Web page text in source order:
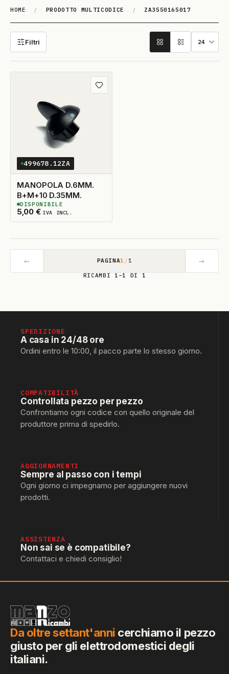
HOME / PRODOTTO MULTICODICE / ZA3550165017
ZA3550165017
Filtri
Aggiungi ai preferiti
499678.12ZA
MANOPOLA D.6MM.
B+M+10 D.35MM.
5,00 € IVA INCL.
12 DISPONIBILI
DISPONIBILE
← PAGINA1 /1 →
RICAMBI 1–1 DI 1
SPEDIZIONE
A casa in 24/48 ore
Ordini entro le 10:00, il pacco parte lo stesso giorno.
COMPATIBILITÀ
Controllata pezzo per pezzo
Confrontiamo ogni codice con quello originale del
produttore prima di spedirlo.
AGGIORNAMENTI
Sempre al passo con i tempi
Ogni giorno ci impegnamo per aggiungere nuovi
prodotti.
ASSISTENZA
Non sai se è compatibile?
Contattaci e chiedi consiglio!
Da oltre settant'anni cerchiamo il pezzo
giusto per gli elettrodomestici degli
italiani.